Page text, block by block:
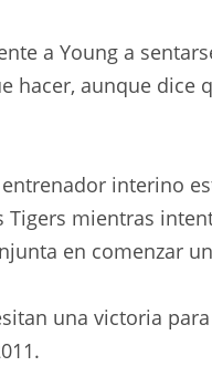
a Young a
hacer, aunque dice
interino
Tigers mientras
en comenzar
una victoria